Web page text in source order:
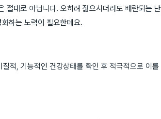
절대로 아닙니다. 오히려 젊으시더라도 배란되는 난
하는 노력이 필요한데요.
적, 기능적인 건강상태를 확인 후 적극적으로 이를